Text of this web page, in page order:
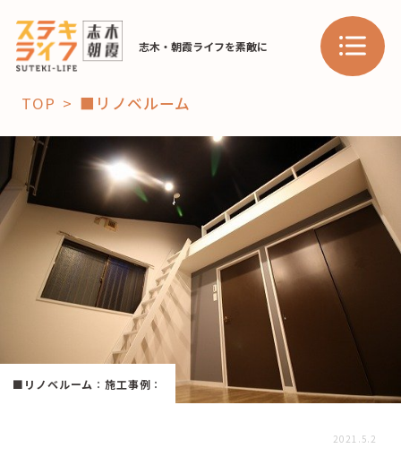
志木・朝霞ライフを素敵に
「コト」
子育て
暮らし
おすすめ
スポット 学び・教育
「場」
HAREL HAREL
活用事例
TOP ■リノベルーム
■リノベルーム ：施工事例 ：
2021.5.2